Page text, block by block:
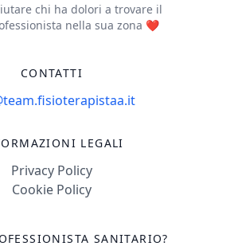
chi ha dolori a trovare il
nella sua zona ❤️
CONTATTI
LEGALI
Privacy Policy
Cookie Policy
SANITARIO?